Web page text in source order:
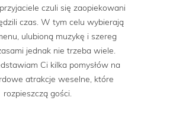
czuli się zaopiekowani
czas. W tym celu wybierają
ulubioną muzykę i szereg
jednak nie trzeba wiele.
Ci kilka pomysłów na
atrakcje weselne, które
rozpieszczą gości.